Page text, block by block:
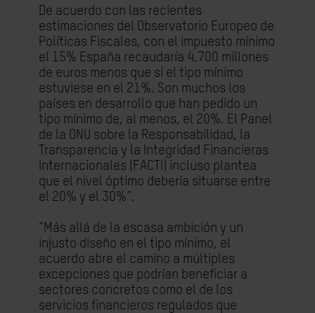
De acuerdo con las recientes
estimaciones del Observatorio Europeo de
Políticas Fiscales, con el impuesto mínimo
el 15% España recaudaría 4.700 millones
de euros menos que si el tipo mínimo
estuviese en el 21%. Son muchos los
países en desarrollo que han pedido un
tipo mínimo de, al menos, el 20%. El Panel
de la ONU sobre la Responsabilidad, la
Transparencia y la Integridad Financieras
Internacionales (FACTI) incluso plantea
que el nivel óptimo debería situarse entre
el 20% y el 30%”.
“Más allá de la escasa ambición y un
injusto diseño en el tipo mínimo, el
acuerdo abre el camino a múltiples
excepciones que podrían beneficiar a
sectores concretos como el de los
servicios financieros regulados que